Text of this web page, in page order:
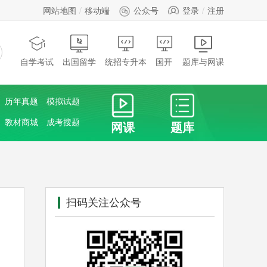
网站地图 移动端 公众号 登录 注册
自学考试 出国留学 统招专升本 国开 题库与网课
历年真题
模拟试题
教材商城
成考搜题 网课 题库
扫码关注公众号